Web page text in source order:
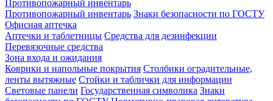
Противопожарный инвентарь
Противопожарный инвентарь Знаки безопасности по ГОСТУ
Офисная аптечка
Аптечки и таблетницы Средства для дезинфекции
Перевязочные средства
Зона входа и ожидания
Коврики и напольные покрытия Столбики оградительные,
ленты вытяжные Стойки и таблички для информации
Световые панели Государственная символика Знаки